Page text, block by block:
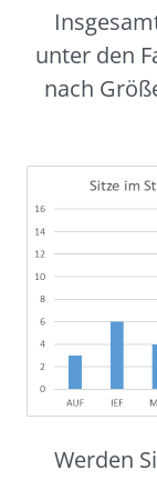
unter den
nach
Werden